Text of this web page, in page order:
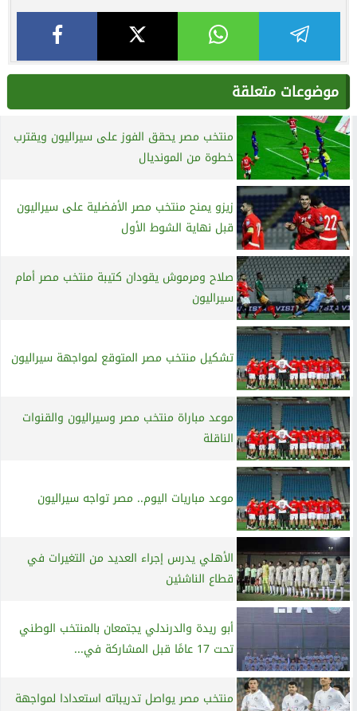
موضوعات متعلقة
منتخب مصر يحقق الفوز على سيراليون ويقترب
خطوة من المونديال
زيزو يمنح منتخب مصر الأفضلية على سيراليون
قبل نهاية الشوط الأول
صلاح ومرموش يقودان كتيبة منتخب مصر أمام
سيراليون
تشكيل منتخب مصر المتوقع لمواجهة سيراليون
موعد مباراة منتخب مصر وسيراليون والقنوات
الناقلة
موعد مباريات اليوم.. مصر تواجه سيراليون
الأهلي يدرس إجراء العديد من التغيرات في
قطاع الناشئين
أبو ريدة والدرندلي يجتمعان بالمنتخب الوطني
تحت 17 عامًا قبل المشاركة في...
منتخب مصر يواصل تدريباته استعدادا لمواجهة